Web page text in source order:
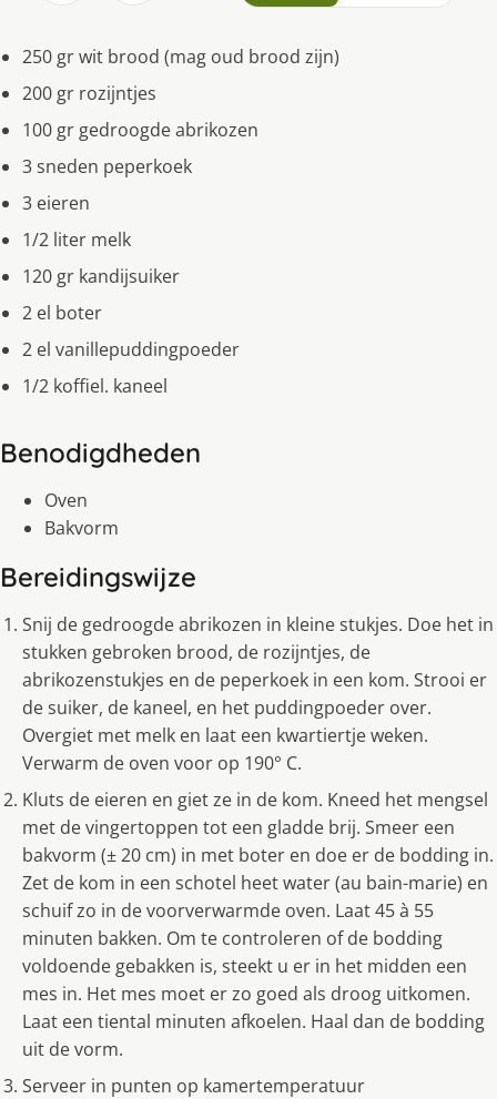
250 gr wit brood (mag oud brood zijn)
200 gr rozijntjes
100 gr gedroogde abrikozen
3 sneden peperkoek
3 eieren
1/2 liter melk
120 gr kandijsuiker
2 el boter
2 el vanillepuddingpoeder
1/2 koffiel. kaneel
Benodigdheden
Oven
Bakvorm
Bereidingswijze
Snij de gedroogde abrikozen in kleine stukjes. Doe het in
stukken gebroken brood, de rozijntjes, de
abrikozenstukjes en de peperkoek in een kom. Strooi er
de suiker, de kaneel, en het puddingpoeder over.
Overgiet met melk en laat een kwartiertje weken.
Verwarm de oven voor op 190° C.
Kluts de eieren en giet ze in de kom. Kneed het mengsel
met de vingertoppen tot een gladde brij. Smeer een
bakvorm (± 20 cm) in met boter en doe er de bodding in.
Zet de kom in een schotel heet water (au bain-marie) en
schuif zo in de voorverwarmde oven. Laat 45 à 55
minuten bakken. Om te controleren of de bodding
voldoende gebakken is, steekt u er in het midden een
mes in. Het mes moet er zo goed als droog uitkomen.
Laat een tiental minuten afkoelen. Haal dan de bodding
uit de vorm.
Serveer in punten op kamertemperatuur